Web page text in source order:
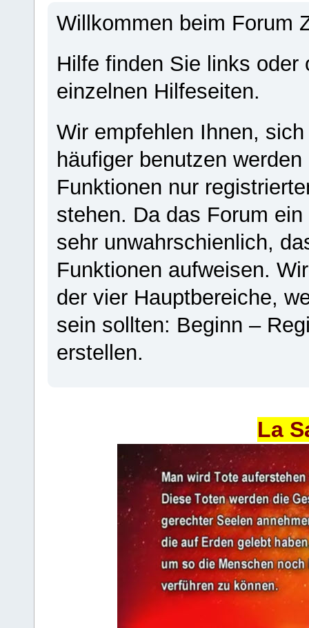
Willkommen beim Forum
Hilfe finden Sie links
einzelnen Hilfeseiten.
Wir empfehlen Ihnen,
häufiger benutzen
Funktionen nur
stehen. Da das Forum
sehr unwahrschienlich,
Funktionen aufweisen.
der vier Hauptbereiche,
sein sollten: Beginn –
erstellen.
La